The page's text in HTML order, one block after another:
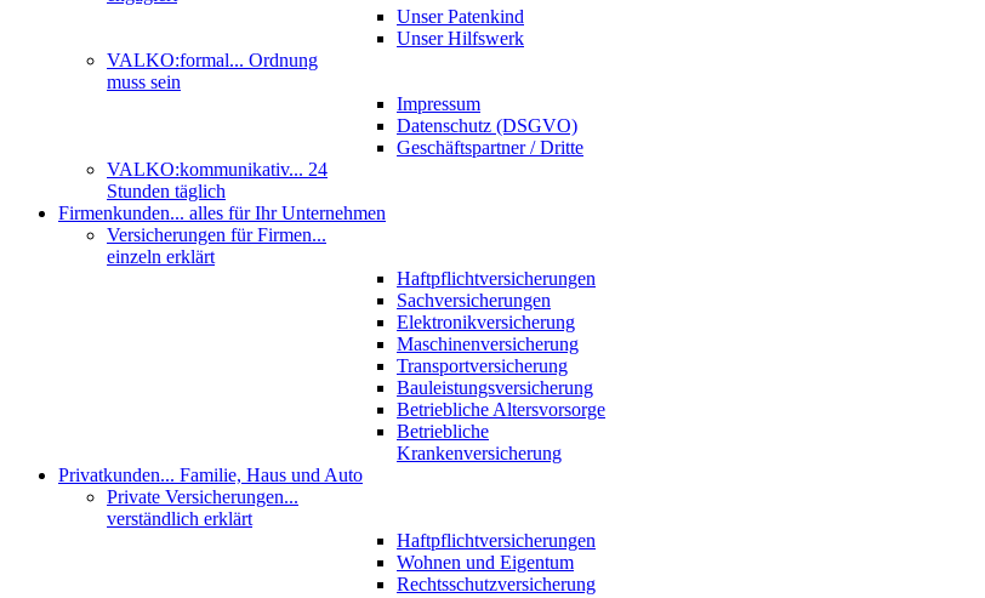
Unser Patenkind
Unser Hilfswerk
VALKO:formal... Ordnung
muss sein
Impressum
Datenschutz (DSGVO)
Geschäftspartner / Dritte
VALKO:kommunikativ... 24
Stunden täglich
Firmenkunden... alles für Ihr Unternehmen
Versicherungen für Firmen...
einzeln erklärt
Haftpflichtversicherungen
Sachversicherungen
Elektronikversicherung
Maschinenversicherung
Transportversicherung
Bauleistungsversicherung
Betriebliche Altersvorsorge
Betriebliche
Krankenversicherung
Privatkunden... Familie, Haus und Auto
Private Versicherungen...
verständlich erklärt
Haftpflichtversicherungen
Wohnen und Eigentum
Rechtsschutzversicherung